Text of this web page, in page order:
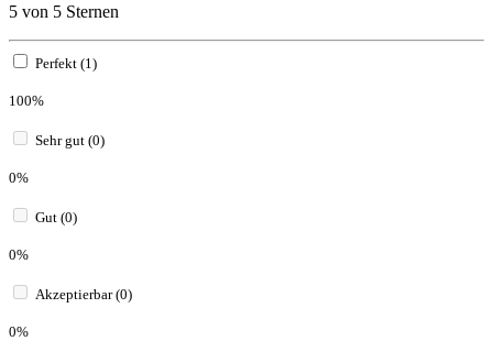
5 von 5 Sternen
Perfekt (1)
100%
Sehr gut (0)
0%
Gut (0)
0%
Akzeptierbar (0)
0%